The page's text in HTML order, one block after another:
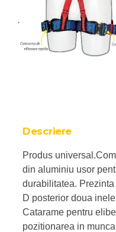
Descriere
Produs
din aluminiu usor
durabilitatea.
D posterior doua
Catarame pentru
pozitionarea in